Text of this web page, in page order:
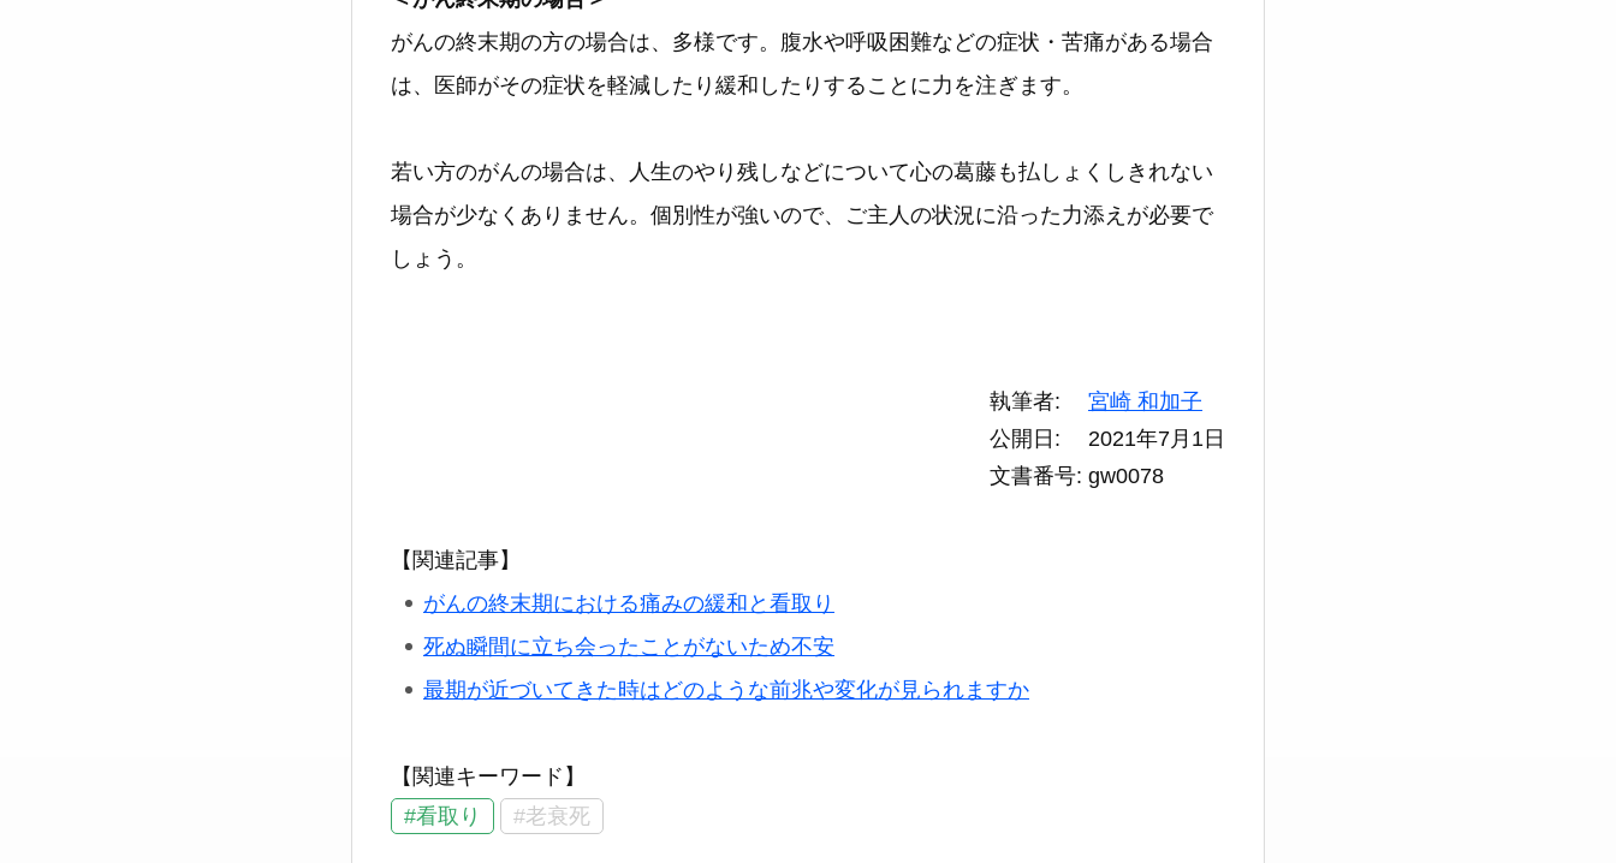
がんの終末期の方の場合は、多様です。腹水や呼吸困難などの症状・苦痛がある場合
は、医師がその症状を軽減したり緩和したりすることに力を注ぎます。
若い方のがんの場合は、人生のやり残しなどについて心の葛藤も払しょくしきれない
場合が少なくありません。個別性が強いので、ご主人の状況に沿った力添えが必要で
しょう。
執筆者
宮崎 和加子
公開日
2021年7月1日
文書番号 gw0078
【関連記事】
がんの終末期における痛みの緩和と看取り
死ぬ瞬間に立ち会ったことがないため不安
最期が近づいてきた時はどのような前兆や変化が見られますか
【関連キーワード】
#老衰死
#看取り